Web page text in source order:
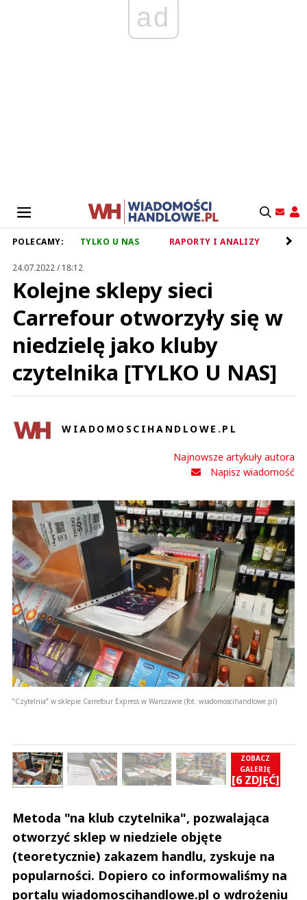
ad
POLECAMY: TYLKO U NAS RAPORTY I ANALIZY
24.07.2022 / 18:12
Kolejne sklepy sieci
Carrefour otworzyły się w
niedzielę jako kluby
czytelnika [TYLKO U NAS]
WIADOMOSCIHANDLOWE.PL
Najnowsze artykuły autora
Napisz wiadomość
”Czytelnia” w sklepie Carrefour Express w Warszawie (fot. wiadomoscihandlowe.pl)
ZOBACZ
GALERIĘ
[6 ZDJĘĆ]
Metoda "na klub czytelnika", pozwalająca
otworzyć sklep w niedziele objęte
(teoretycznie) zakazem handlu, zyskuje na
popularności. Dopiero co informowaliśmy na
portalu wiadomoscihandlowe.pl o wdrożeniu